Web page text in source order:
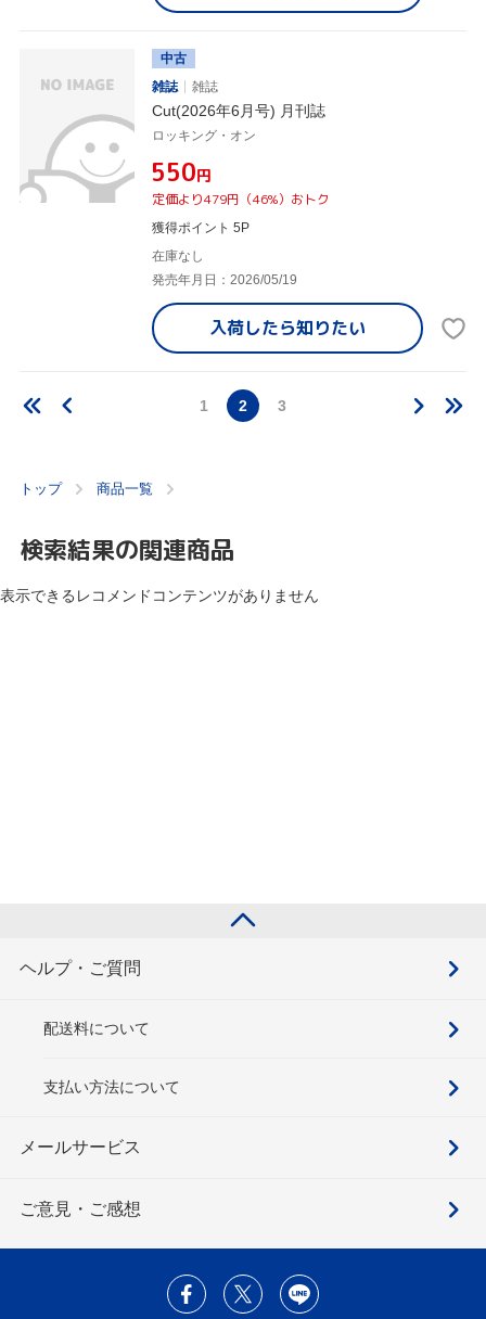
中古
雑誌
雑誌
Cut(2026年6月号) 月刊誌
ロッキング・オン
¥550円
定価より479円（46%）おトク
獲得ポイント 5P
在庫なし
発売年月日：2026/05/19
入荷したら知りたい
1 2 3
トップ 商品一覧
検索結果の関連商品
表示できるレコメンドコンテンツがありません
ヘルプ・ご質問
配送料について
支払い方法について
メールサービス
ご意見・ご感想